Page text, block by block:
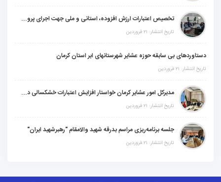
تخصیص اعتبارات ارزش افزوده، استانی و ملی جهت اجرای پروژه‌های عمرانی در شهرستان گنبکی
تاریخ انتشار: ۲۱ فروردین
دستاوردهای بی سابقه حوزه عشایر شهرستانهای ابر استان کرمان
تاریخ انتشار: ۲۱ فروردین
مدیرکل امور عشایر کرمان خواستار افزایش اعتبارات خشکسالی در سال جدید شد
تاریخ انتشار: ۲۱ فروردین
جلسه برنامه‌ریزی مراسم بدرقه شهید والامقام "رهبرشهید ایران"
تاریخ انتشار: ۲۱ فروردین